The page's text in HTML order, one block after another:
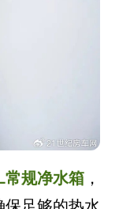
常规净水箱 ，